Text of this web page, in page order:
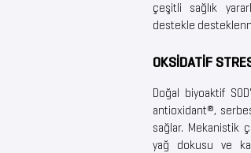
çeşitli sağlık
destekle
OKSİDATİF
Doğal biyoaktif
antioxidant®,
sağlar. Mekanistik
yağ dokusu ve